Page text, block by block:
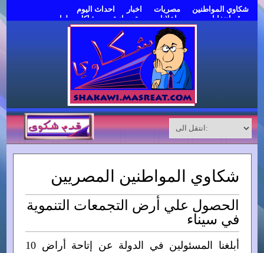
شكاوي المواطنين مصريات اخبار
احداث اليوم
موقع انتخابات مصر
اعلانات مبوبة مجانية
مشاكل وحلول
شكاوي المواطنين المصريين
الحصول علي أرض التجمعات التنموية
في سيناء
أبلغنا المسئولين في الدولة عن إتاحة أراض 10